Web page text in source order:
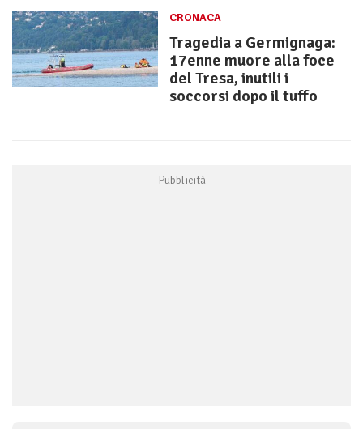
CRONACA
Tragedia a Germignaga:
17enne muore alla foce
del Tresa, inutili i
soccorsi dopo il tuffo